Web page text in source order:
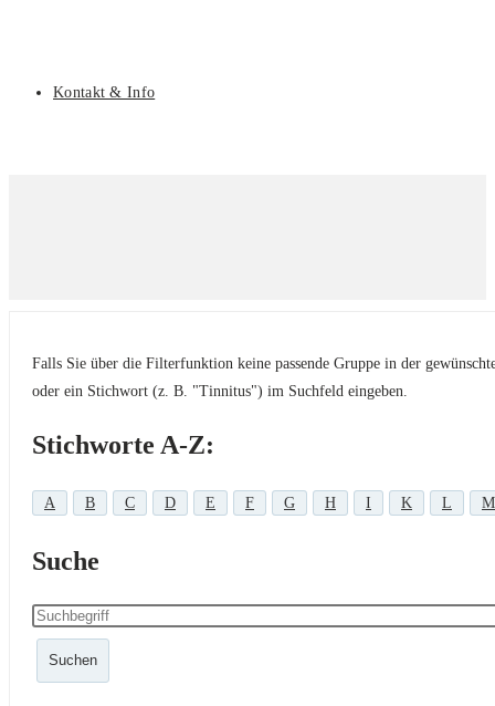
Kontakt & Info
Falls Sie über die Filterfunktion keine passende Gruppe in der
oder ein Stichwort (z. B. "Tinnitus") im Suchfeld eingeben.
Stichworte A-Z:
A B C D E F G H I K L M
Suche
Suchen